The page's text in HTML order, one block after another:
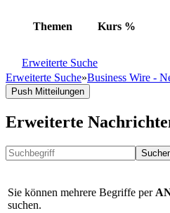
Themen Kurs %
Erweiterte Suche
Erweiterte Suche»Business Wire -
Push Mitteilungen
Erweiterte
Sie können mehrere Begriffe per
suchen.